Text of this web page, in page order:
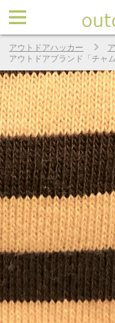
アウトドアハッカー
アウトドアブランド「チャ